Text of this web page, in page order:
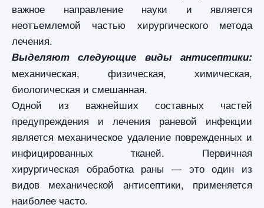
важное направление науки и является
неотъемлемой частью хирургического метода
лечения.
Выделяют следующие виды антисептики:
механическая, физическая, химическая,
биологическая и смешанная.
Одной из важнейших составных частей
предупреждения и лечения раневой инфекции
является механическое удаление поврежденных и
инфицированных тканей. Первичная
хирургическая обработка раны — это один из
видов механической антисептики, применяется
наиболее часто.